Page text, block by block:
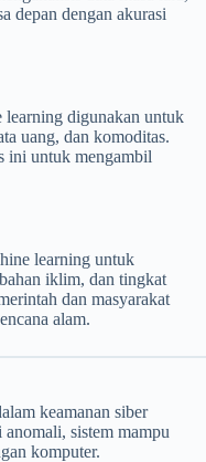
depan dengan akurasi
learning digunakan untuk
uang, dan komoditas.
ini untuk mengambil
learning untuk
iklim, dan tingkat
dan masyarakat
alam.
keamanan siber
sistem mampu
komputer.